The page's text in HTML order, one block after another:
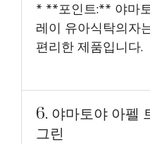
* **포인트:** 야마
레이 유아식탁의자
편리한 제품입니다.
6. 야마토야 아펠
그린